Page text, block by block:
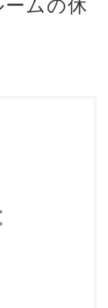
ムの休